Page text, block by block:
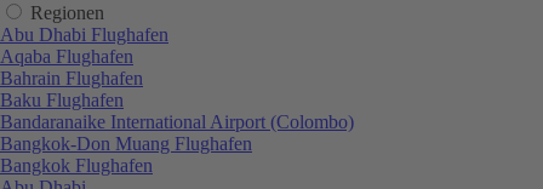
Regionen
Abu Dhabi Flughafen
Aqaba Flughafen
Bahrain Flughafen
Baku Flughafen
Bandaranaike International Airport (Colombo)
Bangkok-Don Muang Flughafen
Bangkok Flughafen